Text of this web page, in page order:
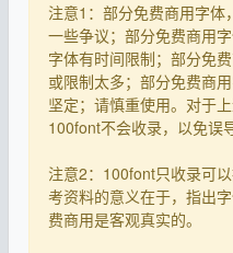
注意1：部分免费商用字
一些争议；部分免费商用
字体有时间限制；部分免
或限制太多；部分免费商
坚定；请慎重使用。对于
100font不会收录，以免误导
注意2：100font只收录可
考资料的意义在于，指出
费商用是客观真实的。